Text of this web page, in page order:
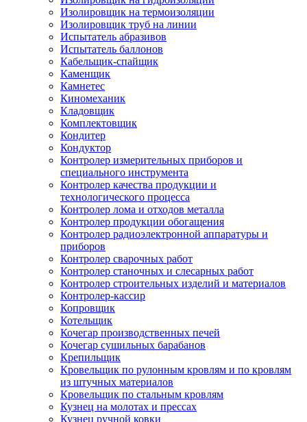
Изолировщик на термоизоляции
Изолировщик труб на линии
Испытатель абразивов
Испытатель баллонов
Кабельщик-спайщик
Каменщик
Камнетес
Киномеханик
Кладовщик
Комплектовщик
Кондитер
Кондуктор
Контролер измерительных приборов и
специального инструмента
Контролер качества продукции и
технологического процесса
Контролер лома и отходов металла
Контролер продукции обогащения
Контролер радиоэлектронной аппаратуры и
приборов
Контролер сварочных работ
Контролер станочных и слесарных работ
Контролер строительных изделий и материалов
Контролер-кассир
Копровщик
Котельщик
Кочегар производственных печей
Кочегар сушильных барабанов
Крепильщик
Кровельщик по рулонным кровлям и по кровлям
из штучных материалов
Кровельщик по стальным кровлям
Кузнец на молотах и прессах
Кузнец ручной ковки